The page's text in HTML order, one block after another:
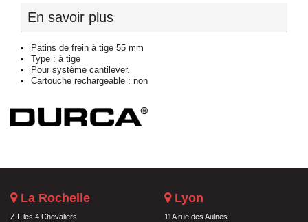
En savoir plus
Patins de frein à tige 55 mm
Type : à tige
Pour système cantilever.
Cartouche rechargeable : non
La Rochelle
Z.I. les 4 Chevaliers
Lyon
11A rue des Aulnes